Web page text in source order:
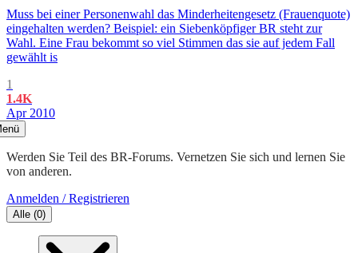
Muss bei einer Personenwahl das Minderheitengesetz (Frauenquote)
eingehalten werden? Beispiel: ein Siebenköpfiger BR steht zur
Wahl. Eine Frau bekommt so viel Stimmen das sie auf jedem Fall
gewählt is
1
1.4K
Apr 2010
Werden Sie Teil des BR-Forums. Vernetzen Sie sich und lernen Sie
von anderen.
Anmelden / Registrieren
Alle (0)